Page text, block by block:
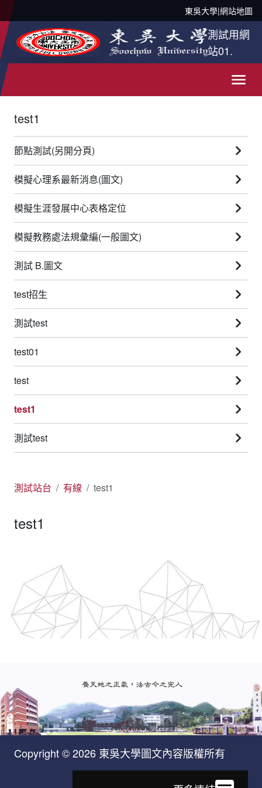
東吳大學|網站地圖
測試用網
站01.
test1
節點測試(另開分頁)
模擬心理系最新消息(圖文)
模擬生涯發展中心表格定位
模擬教務處法規彙編(一般圖文)
測試 B.圖文
test招生
測試test
test01
test
test1
測試test
測試站台 有線 test1
test1
Copyright © 2026 東吳大學圖文內容版權所有